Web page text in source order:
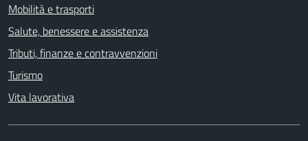
Mobilità e trasporti
Salute, benessere e assistenza
Tributi, finanze e contravvenzioni
Turismo
Vita lavorativa